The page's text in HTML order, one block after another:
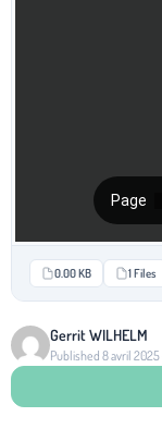
0.00 KB 1 Files
Gerrit WILHELM
Published 8 avril